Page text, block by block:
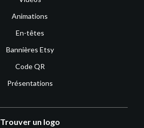
Animations
En-têtes
Bannières Etsy
Code QR
Présentations
Trouver un logo